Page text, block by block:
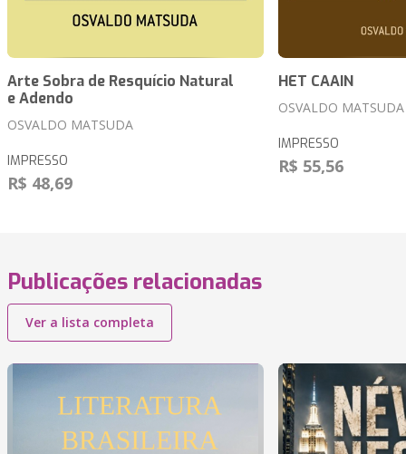
Arte Sobra de Resquício Natural
e Adendo
OSVALDO MATSUDA
IMPRESSO
R$ 48,69
HET CAAIN
OSVALDO MATSUDA
IMPRESSO
R$ 55,56
Publicações relacionadas
Ver a lista completa